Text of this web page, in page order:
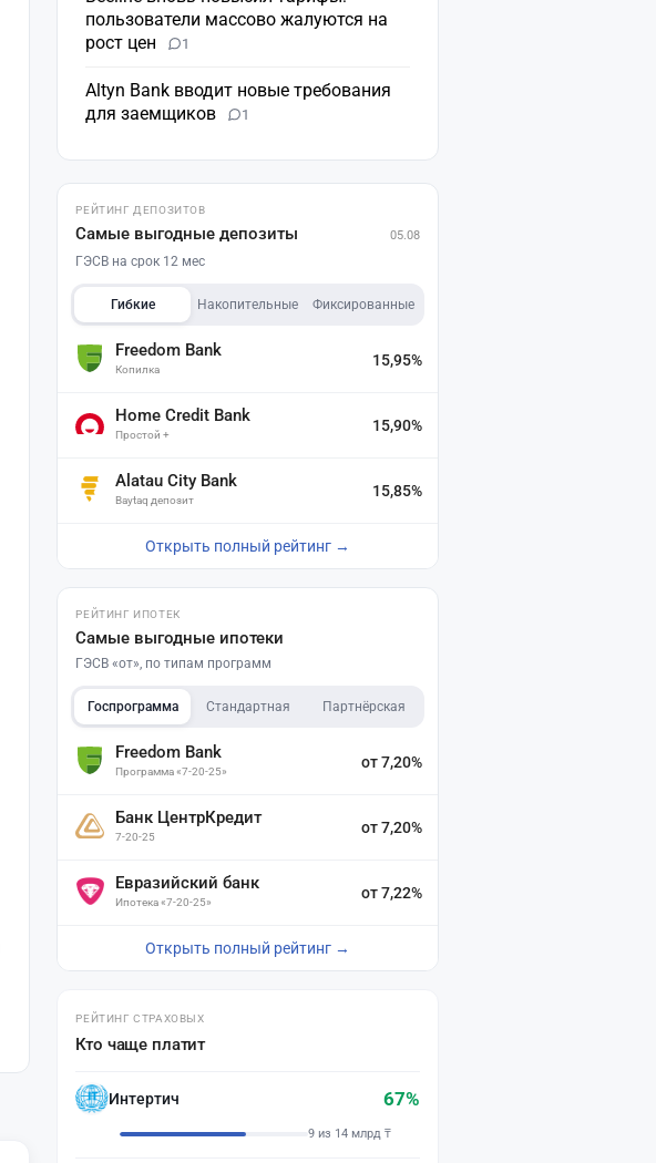
пользователи массово жалуются на
рост цен
1
Altyn Bank вводит новые требования
для заемщиков
1
РЕЙТИНГ ДЕПОЗИТОВ
Самые выгодные депозиты 05.08
ГЭСВ на срок 12 мес
Гибкие Накопительные Фиксированные
Freedom Bank
Копилка
15,95%
Home Credit Bank
Простой +
15,90%
Alatau City Bank
Baytaq депозит
15,85%
Открыть полный рейтинг →
РЕЙТИНГ ИПОТЕК
Самые выгодные ипотеки
ГЭСВ «от», по типам программ
Госпрограмма Стандартная Партнёрская
Freedom Bank
Программа «7-20-25»
от 7,20%
Банк ЦентрКредит
7-20-25
от 7,20%
Евразийский банк
Ипотека «7-20-25»
от 7,22%
Открыть полный рейтинг →
РЕЙТИНГ СТРАХОВЫХ
Кто чаще платит
Интертич 67%
9 из 14 млрд ₸